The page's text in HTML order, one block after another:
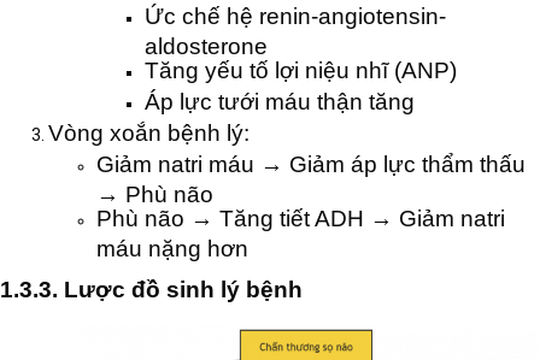
Ức chế hệ renin-angiotensin-
aldosterone
Tăng yếu tố lợi niệu nhĩ (ANP)
Áp lực tưới máu thận tăng
Vòng xoắn bệnh lý:
Giảm natri máu → Giảm áp lực thẩm thấu
→ Phù não
Phù não → Tăng tiết ADH → Giảm natri
máu nặng hơn
1.3.3. Lược đồ sinh lý bệnh